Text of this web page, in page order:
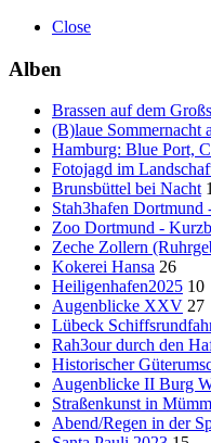
Close
Alben
Brassen auf dem
(B)laue Sommernacht
Hamburg: Blue Port,
Fotojagd im
Brunsbüttel bei Nacht
Stah3hafen Dortmund
Zoo Dortmund -
Zeche Zollern
Kokerei Hansa 26
Heiligenhafen2025 10
Augenblicke XXV 27
Lübeck
Rah3our durch den
Historischer
Augenblicke II Burg
Straßenkunst in
Abend/Regen in der